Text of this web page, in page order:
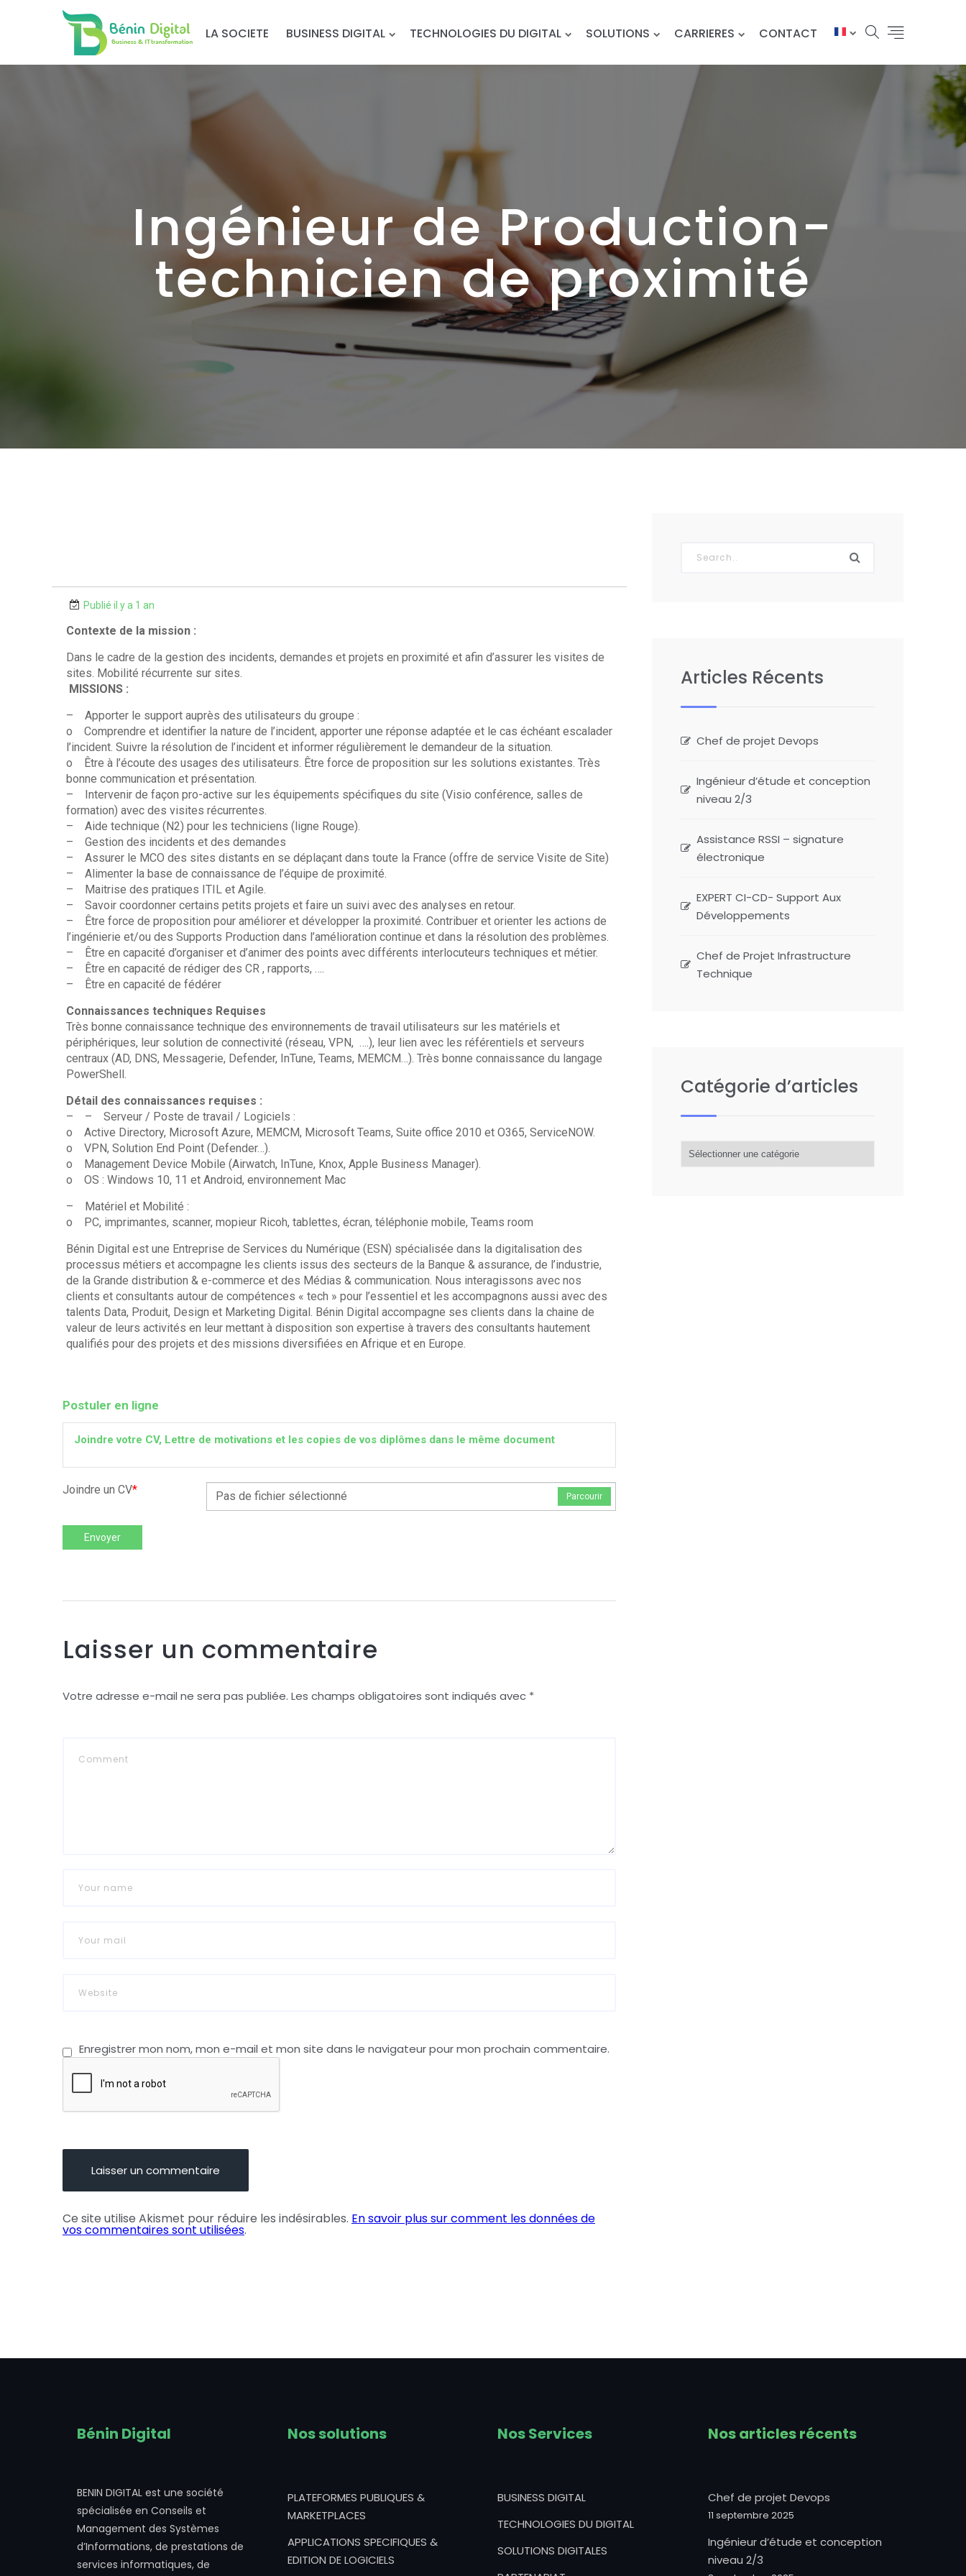
LA SOCIETE BUSINESS DIGITAL TECHNOLOGIES DU DIGITAL SOLUTIONS CARRIERES CONTACT
Ingénieur de Production-
technicien de proximité
Publié il y a 1 an
Contexte de la mission :
Dans le cadre de la gestion des incidents, demandes et projets en proximité et afin d’assurer les visites de
sites. Mobilité récurrente sur sites.
MISSIONS :
– Apporter le support auprès des utilisateurs du groupe :
o Comprendre et identifier la nature de l’incident, apporter une réponse adaptée et le cas échéant escalader
l’incident. Suivre la résolution de l’incident et informer régulièrement le demandeur de la situation.
o Être à l’écoute des usages des utilisateurs. Être force de proposition sur les solutions existantes. Très
bonne communication et présentation.
– Intervenir de façon pro-active sur les équipements spécifiques du site (Visio conférence, salles de
formation) avec des visites récurrentes.
– Aide technique (N2) pour les techniciens (ligne Rouge).
– Gestion des incidents et des demandes
– Assurer le MCO des sites distants en se déplaçant dans toute la France (offre de service Visite de Site)
– Alimenter la base de connaissance de l’équipe de proximité.
– Maitrise des pratiques ITIL et Agile.
– Savoir coordonner certains petits projets et faire un suivi avec des analyses en retour.
– Être force de proposition pour améliorer et développer la proximité. Contribuer et orienter les actions de
l’ingénierie et/ou des Supports Production dans l’amélioration continue et dans la résolution des problèmes.
– Être en capacité d’organiser et d’animer des points avec différents interlocuteurs techniques et métier.
– Être en capacité de rédiger des CR , rapports, ….
– Être en capacité de fédérer
Connaissances techniques Requises
Très bonne connaissance technique des environnements de travail utilisateurs sur les matériels et
périphériques, leur solution de connectivité (réseau, VPN, ….), leur lien avec les référentiels et serveurs
centraux (AD, DNS, Messagerie, Defender, InTune, Teams, MEMCM…). Très bonne connaissance du langage
PowerShell.
Détail des connaissances requises :
– – Serveur / Poste de travail / Logiciels :
o Active Directory, Microsoft Azure, MEMCM, Microsoft Teams, Suite office 2010 et O365, ServiceNOW.
o VPN, Solution End Point (Defender…).
o Management Device Mobile (Airwatch, InTune, Knox, Apple Business Manager).
o OS : Windows 10, 11 et Android, environnement Mac
– Matériel et Mobilité :
o PC, imprimantes, scanner, mopieur Ricoh, tablettes, écran, téléphonie mobile, Teams room
Bénin Digital est une Entreprise de Services du Numérique (ESN) spécialisée dans la digitalisation des
processus métiers et accompagne les clients issus des secteurs de la Banque & assurance, de l’industrie,
de la Grande distribution & e-commerce et des Médias & communication. Nous interagissons avec nos
clients et consultants autour de compétences « tech » pour l’essentiel et les accompagnons aussi avec des
talents Data, Produit, Design et Marketing Digital. Bénin Digital accompagne ses clients dans la chaine de
valeur de leurs activités en leur mettant à disposition son expertise à travers des consultants hautement
qualifiés pour des projets et des missions diversifiées en Afrique et en Europe.
Postuler en ligne
Joindre votre CV, Lettre de motivations et les copies de vos diplômes dans le même document
Joindre un CV* Pas de fichier sélectionné Parcourir
Envoyer
Laisser un commentaire
Votre adresse e-mail ne sera pas publiée. Les champs obligatoires sont indiqués avec *
Enregistrer mon nom, mon e-mail et mon site dans le navigateur pour mon prochain commentaire.
Ce site utilise Akismet pour réduire les indésirables. En savoir plus sur comment les données de
vos commentaires sont utilisées.
Articles Récents
Chef de projet Devops
Ingénieur d’étude et conception
niveau 2/3
Assistance RSSI – signature
électronique
EXPERT CI-CD- Support Aux
Développements
Chef de Projet Infrastructure
Technique
Catégorie d’articles
d’articles
Bénin Digital
BENIN DIGITAL est une société
spécialisée en Conseils et
Management des Systèmes
d’Informations, de prestations de
services informatiques, de
Nos solutions
PLATEFORMES PUBLIQUES &
MARKETPLACES
APPLICATIONS SPECIFIQUES &
EDITION DE LOGICIELS
Nos Services
BUSINESS DIGITAL
TECHNOLOGIES DU DIGITAL
SOLUTIONS DIGITALES
Nos articles récents
Chef de projet Devops
11 septembre 2025
Ingénieur d’étude et conception
niveau 2/3